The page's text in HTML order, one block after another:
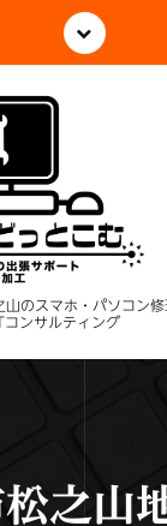
のスマホ・パソコン
コンサルティング
之山